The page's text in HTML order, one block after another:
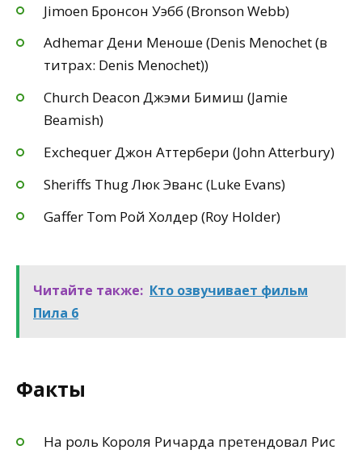
Jimoen Бронсон Уэбб (Bronson Webb)
Adhemar Дени Меноше (Denis Menochet (в
титрах: Denis Menochet))
Church Deacon Джэми Бимиш (Jamie
Beamish)
Exchequer Джон Аттербери (John Atterbury)
Sheriffs Thug Люк Эванс (Luke Evans)
Gaffer Tom Рой Холдер (Roy Holder)
Читайте также: Кто озвучивает фильм
Пила 6
Факты
На роль Короля Ричарда претендовал Рис